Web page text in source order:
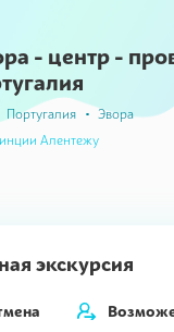
- центр -
Португалия
Эвора
Алентежу
экскурсия